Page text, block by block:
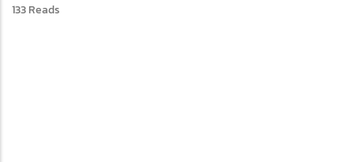
133 Reads